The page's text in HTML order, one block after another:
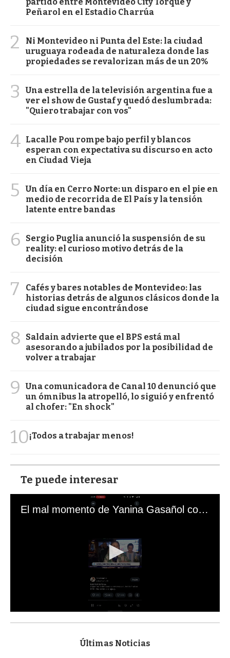
Peñarol en el Estadio Charrúa
2
Ni Montevideo ni Punta del Este: la ciudad
uruguaya rodeada de naturaleza donde las
propiedades se revalorizan más de un 20%
3
Una estrella de la televisión argentina fue a
ver el show de Gustaf y quedó deslumbrada:
"Quiero trabajar con vos"
4 Lacalle Pou rompe bajo perfil y blancos
esperan con expectativa su discurso en acto
en Ciudad Vieja
5
Un día en Cerro Norte: un disparo en el pie en
medio de recorrida de El País y la tensión
latente entre bandas
6
Sergio Puglia anunció la suspensión de su
reality: el curioso motivo detrás de la
decisión
7
Cafés y bares notables de Montevideo: las
historias detrás de algunos clásicos donde la
ciudad sigue encontrándose
8
Saldain advierte que el BPS está mal
asesorando a jubilados por la posibilidad de
volver a trabajar
9
Una comunicadora de Canal 10 denunció que
un ómnibus la atropelló, lo siguió y enfrentó
al chofer: "En shock"
10¡Todos a trabajar menos!
Te puede interesar
El mal momento de Yanina Gasañol con un hincha argentino en "Subrayado"
s
Últimas Noticias